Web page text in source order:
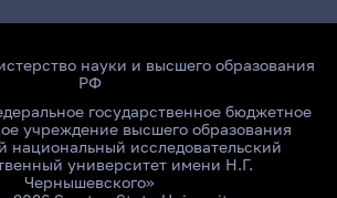
науки и высшего образования
РФ
государственное бюджетное
учреждение высшего образования
национальный исследовательский
университет имени Н.Г.
Чернышевского»